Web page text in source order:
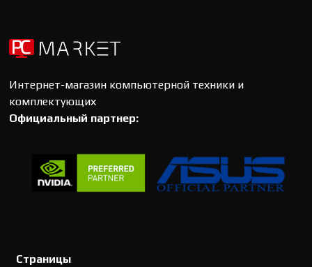
Интернет-магазин компьютерной техники и
комплектующих
Официальный партнер:
Страницы